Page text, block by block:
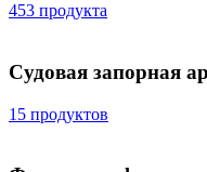
453 продукта
Судовая запорная
15 продуктов